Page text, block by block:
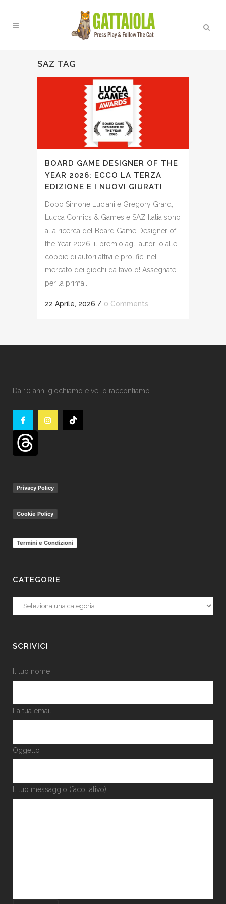
SAZ TAG
BOARD GAME DESIGNER OF THE
YEAR 2026: ECCO LA TERZA
EDIZIONE E I NUOVI GIURATI
Dopo Simone Luciani e Gregory Grard,
Lucca Comics & Games e SAZ Italia sono
alla ricerca del Board Game Designer of
the Year 2026, il premio agli autori o alle
coppie di autori attivi e prolifici nel
mercato dei giochi da tavolo! Assegnate
per la prima...
22 Aprile, 2026 / 0 Comments
Da 10 anni giochiamo e ve lo raccontiamo.
Privacy Policy
Cookie Policy
Termini e Condizioni
CATEGORIE
Categorie
SCRIVICI
Il tuo nome
La tua email
Oggetto
Il tuo messaggio (facoltativo)